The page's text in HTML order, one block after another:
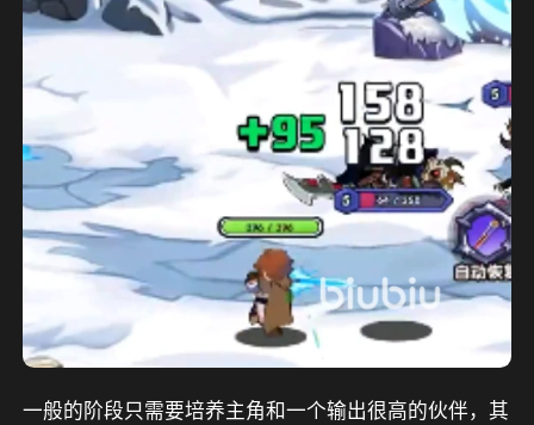
一般的阶段只需要培养主角和一个输出很高的伙伴，其